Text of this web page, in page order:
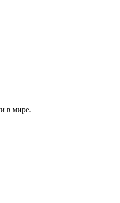
в мире.